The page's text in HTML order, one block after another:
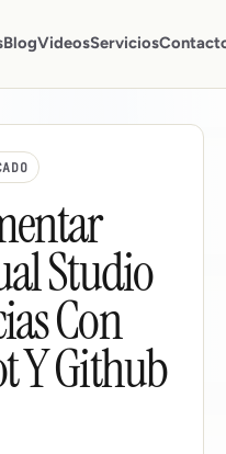
BlogVideosServicios
Studio
Con
Y Github